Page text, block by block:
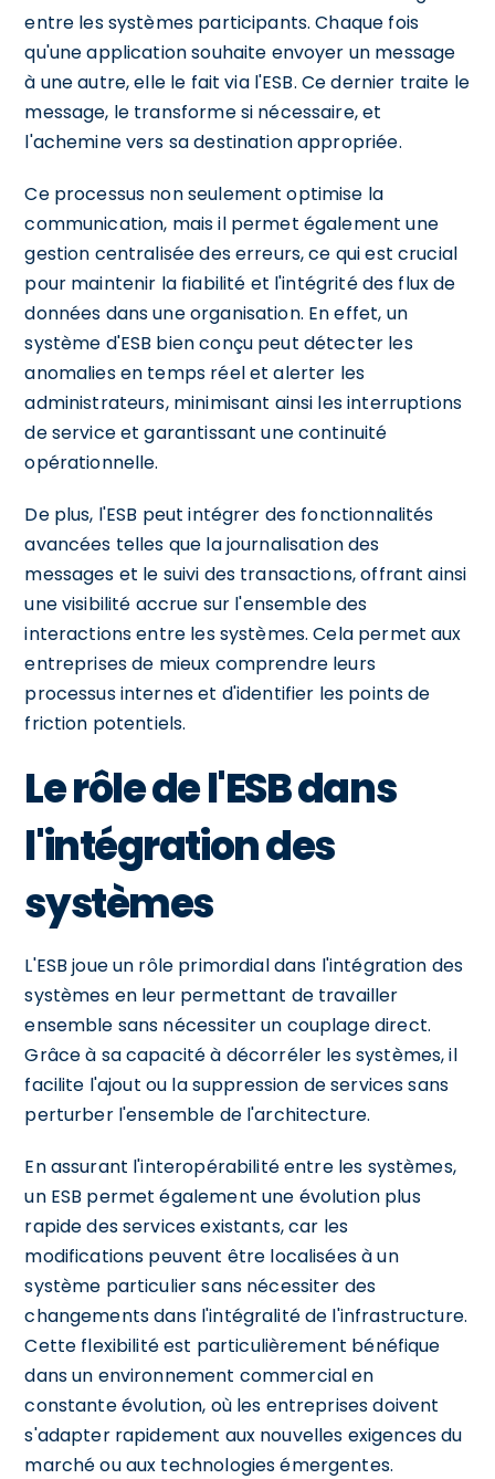
entre les systèmes participants. Chaque fois
qu'une application souhaite envoyer un message
à une autre, elle le fait via l'ESB. Ce dernier traite le
message, le transforme si nécessaire, et
l'achemine vers sa destination appropriée.
Ce processus non seulement optimise la
communication, mais il permet également une
gestion centralisée des erreurs, ce qui est crucial
pour maintenir la fiabilité et l'intégrité des flux de
données dans une organisation. En effet, un
système d'ESB bien conçu peut détecter les
anomalies en temps réel et alerter les
administrateurs, minimisant ainsi les interruptions
de service et garantissant une continuité
opérationnelle.
De plus, l'ESB peut intégrer des fonctionnalités
avancées telles que la journalisation des
messages et le suivi des transactions, offrant ainsi
une visibilité accrue sur l'ensemble des
interactions entre les systèmes. Cela permet aux
entreprises de mieux comprendre leurs
processus internes et d'identifier les points de
friction potentiels.
Le rôle de l'ESB dans
l'intégration des
systèmes
L'ESB joue un rôle primordial dans l'intégration des
systèmes en leur permettant de travailler
ensemble sans nécessiter un couplage direct.
Grâce à sa capacité à décorréler les systèmes, il
facilite l'ajout ou la suppression de services sans
perturber l'ensemble de l'architecture.
En assurant l'interopérabilité entre les systèmes,
un ESB permet également une évolution plus
rapide des services existants, car les
modifications peuvent être localisées à un
système particulier sans nécessiter des
changements dans l'intégralité de l'infrastructure.
Cette flexibilité est particulièrement bénéfique
dans un environnement commercial en
constante évolution, où les entreprises doivent
s'adapter rapidement aux nouvelles exigences du
marché ou aux technologies émergentes.